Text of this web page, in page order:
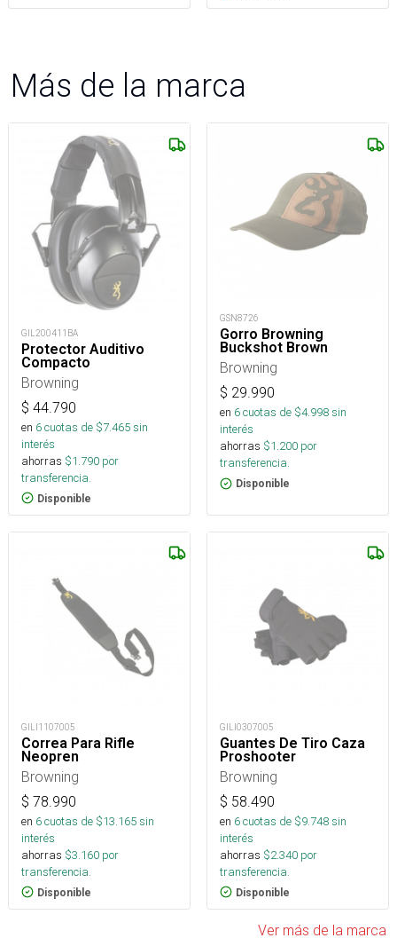
Más de la marca
GIL200411BA
Protector Auditivo
Compacto
Browning
$ 44.790
en 6cuotas de $7.465sin
interés
ahorras $1.790 por
transferencia.
Disponible
GSN8726
Gorro Browning
Buckshot Brown
Browning
$ 29.990
en 6cuotas de $4.998sin
interés
ahorras $1.200 por
transferencia.
Disponible
GILI1107005
Correa Para Rifle
Neopren
Browning
$ 78.990
en 6cuotas de $13.165sin
interés
ahorras $3.160 por
transferencia.
Disponible
GILI0307005
Guantes De Tiro Caza
Proshooter
Browning
$ 58.490
en 6cuotas de $9.748sin
interés
ahorras $2.340 por
transferencia.
Disponible
Ver más de la marca